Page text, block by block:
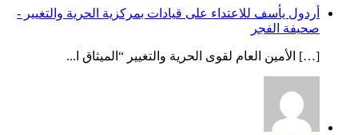
أردول يأسف للاعتداء على قيادات بمركزية الحرية والتغيير -
صحيفة الفجر
[…] الأمين العام لقوى الحرية والتغيير “الميثاق ا...